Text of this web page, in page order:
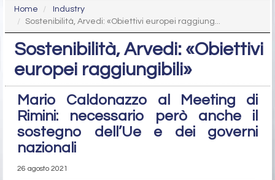
Home
Industry
Sostenibilità, Arvedi: «Obiettivi europei raggiung...
Sostenibilità, Arvedi: «Obiettivi
europei raggiungibili»
Mario Caldonazzo al Meeting di
Rimini: necessario però anche il
sostegno dell’Ue e dei governi
nazionali
26 agosto 2021